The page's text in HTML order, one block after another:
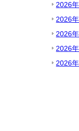
2026
2026
2026
2026
2026